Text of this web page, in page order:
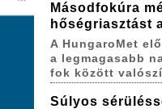
Másodfokúra
hőségriasztást
A HungaroMet
a legmagasabb
fok között
Súlyos